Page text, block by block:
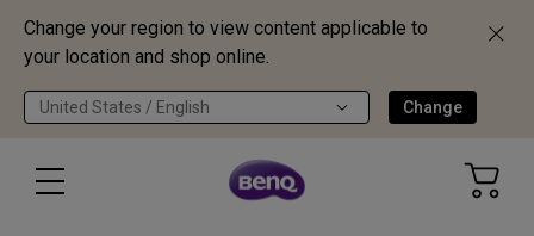
Change your region to view content applicable to
your location and shop online.
United States / English Change